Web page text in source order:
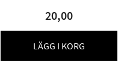
20,00
LÄGG I KORG